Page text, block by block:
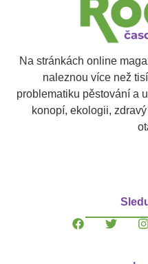
Na stránkách online
naleznou více než
problematiku pěstování a
konopí, ekologii,